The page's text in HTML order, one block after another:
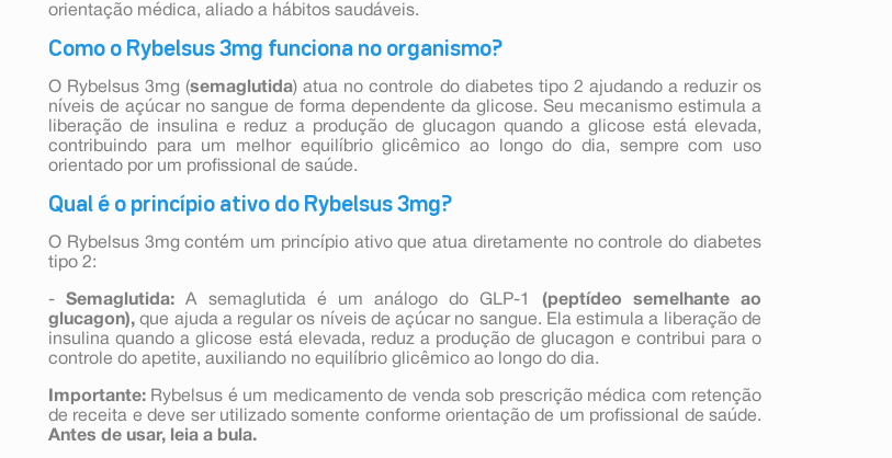
orientação médica, aliado a hábitos saudáveis.
Como o Rybelsus 3mg funciona no organismo?
O Rybelsus 3mg (semaglutida) atua no controle do diabetes tipo 2 ajudando a reduzir os
níveis de açúcar no sangue de forma dependente da glicose. Seu mecanismo estimula a
liberação de insulina e reduz a produção de glucagon quando a glicose está elevada,
contribuindo para um melhor equilíbrio glicêmico ao longo do dia, sempre com uso
orientado por um profissional de saúde.
Qual é o princípio ativo do Rybelsus 3mg?
O Rybelsus 3mg contém um princípio ativo que atua diretamente no controle do diabetes
tipo 2:
-Semaglutida: A semaglutida é um análogo do GLP-1 (peptídeo semelhante ao
glucagon), que ajuda a regular os níveis de açúcar no sangue. Ela estimula a liberação de
insulina quando a glicose está elevada, reduz a produção de glucagon e contribui para o
controle do apetite, auxiliando no equilíbrio glicêmico ao longo do dia.
Importante: Rybelsus é um medicamento de venda sob prescrição médica com retenção
de receita e deve ser utilizado somente conforme orientação de um profissional de saúde.
Antes de usar, leia a bula.